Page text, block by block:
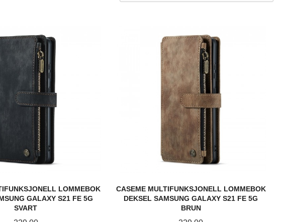
LOMMEBOK
GALAXY S21 FE 5G
SVART
CASEME MULTIFUNKSJONELL LOMMEBOK
DEKSEL SAMSUNG GALAXY S21 FE 5G
BRUN